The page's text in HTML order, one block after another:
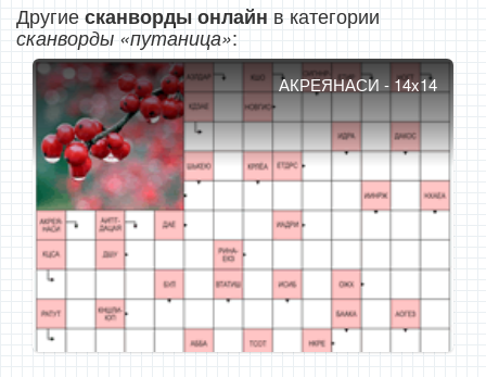
Другиесканворды онлайн в категории
сканворды «путаница»:
АКРЕЯНАСИ - 14x14